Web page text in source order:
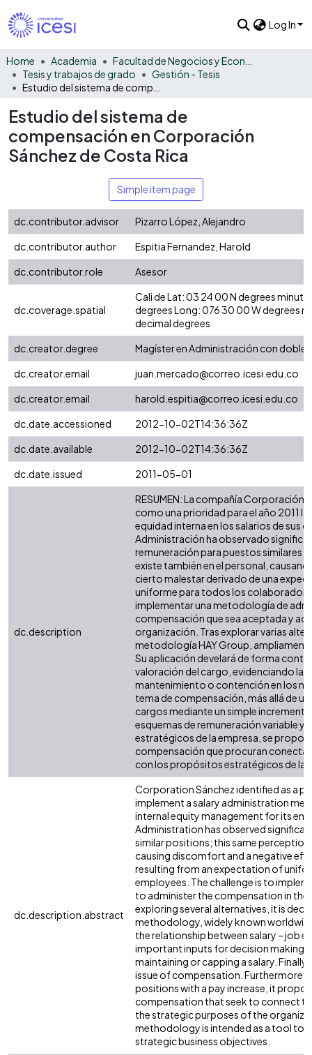
Log In
Home Academia
Tesis y trabajos de grado
Gestión - Tesis
Estudio del sistema de
compensación en Corporación
Sánchez de Costa Rica
Simple item page
dc.contributor.advisor
Pizarro López, Alejandro
dc.contributor.author
Espitia Fernandez, Harold
dc.contributor.role
Asesor
dc.coverage.spatial
Cali de Lat: 03 24 00 N degrees
degrees Long: 076 30 00 W degrees
decimal degrees
dc.creator.degree
Magíster en Administración con doble
dc.creator.email
juan.mercado@correo.icesi.edu.co
dc.creator.email
harold.espitia@correo.icesi.edu.co
dc.date.accessioned
2012-10-02T14:36:36Z
dc.date.available
2012-10-02T14:36:36Z
dc.date.issued
2011-05-01
dc.description
RESUMEN: La compañía Corporación
como una prioridad para el año 2011
equidad interna en los salarios de sus
Administración ha observado
remuneración para puestos similares;
existe también en el personal,
cierto malestar derivado de una
uniforme para todos los
implementar una metodología de
compensación que sea aceptada y
organización. Tras explorar varias
metodología HAY Group,
Su aplicación develará de forma
valoración del cargo, evidenciando
mantenimiento o contención en los
tema de compensación, más allá de
cargos mediante un simple
esquemas de remuneración variable
estratégicos de la empresa, se
compensación que procuran
con los propósitos estratégicos de la
dc.description.abstract
Corporation Sánchez identified as a
implement a salary administration
internal equity management for its
Administration has observed
similar positions; this same perception
causing discomfort and a negative
resulting from an expectation of
employees. The challenge is to
to administer the compensation in
exploring several alternatives, it is
methodology, widely known
the relationship between salary – job
important inputs for decision making
maintaining or capping a salary.
issue of compensation. Furthermore
positions with a pay increase, it
compensation that seek to connect
the strategic purposes of the
methodology is intended as a tool to
strategic business objectives.